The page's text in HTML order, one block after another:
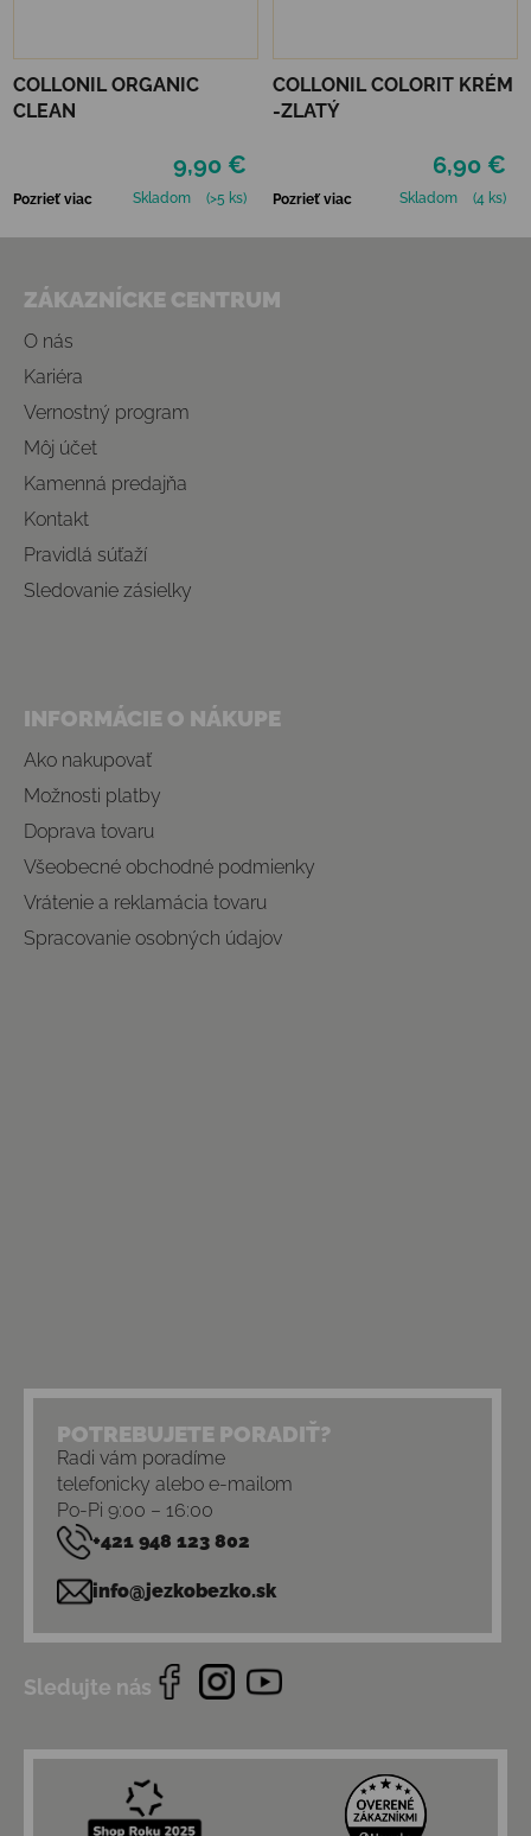
COLLONIL ORGANIC
CLEAN
9,90 €
Pozrieť viac Skladom (>5 ks)
COLLONIL COLORIT KRÉM
-ZLATÝ
6,90 €
Pozrieť viac Skladom (4 ks)
ZÁKAZNÍCKE CENTRUM
O nás
Kariéra
Vernostný program
Môj účet
Kamenná predajňa
Kontakt
Pravidlá súťaží
Sledovanie zásielky
INFORMÁCIE O NÁKUPE
Ako nakupovať
Možnosti platby
Doprava tovaru
Všeobecné obchodné podmienky
Vrátenie a reklamácia tovaru
Spracovanie osobných údajov
POTREBUJETE PORADIŤ?
Radi vám poradíme
telefonicky alebo e-mailom
Po-Pi 9:00 – 16:00
+421 948 123 802
info@jezkobezko.sk
Sledujte nás